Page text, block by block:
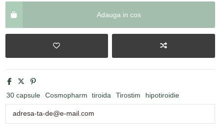
Adauga in cos
30 capsule Cosmopharm tiroida Tirostim hipotiroidie